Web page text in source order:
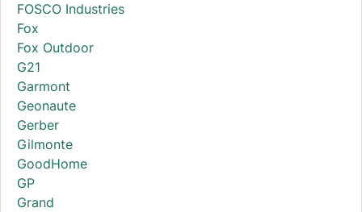
FOSCO Industries
Fox
Fox Outdoor
G21
Garmont
Geonaute
Gerber
Gilmonte
GoodHome
GP
Grand